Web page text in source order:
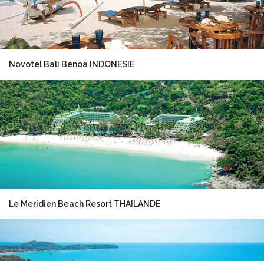
Novotel Bali Benoa INDONESIE
Le Meridien Beach Resort THAILANDE